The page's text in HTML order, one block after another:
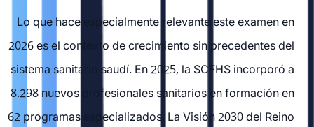
Lo que hace especialmente relevante este examen en
2026 es el contexto de crecimiento sin precedentes del
sistema sanitario saudí. En 2025, la SCFHS incorporó a
8.298 nuevos profesionales sanitarios en formación en
62 programas especializados. La Visión 2030 del Reino